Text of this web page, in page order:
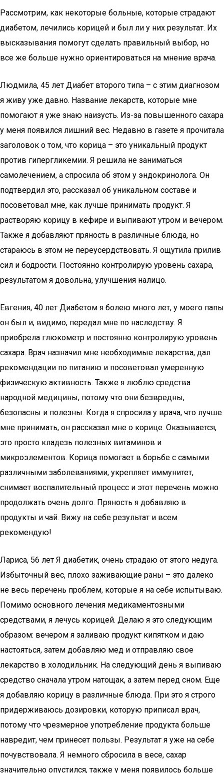
Рассмотрим, как некоторые больные, которые страдают
диабетом, лечились корицей и был ли у них результат. Их
высказывания помогут сделать правильный выбор, но
все же больше нужно ориентироваться на мнение врача.
Людмила, 45 лет Диабет второго типа – с этим диагнозом
я живу уже давно. Название лекарств, которые мне
помогают я уже знаю наизусть. Из-за повышенного сахара
у меня появился лишний вес. Недавно в газете я прочитала
заголовок о том, что корица – это уникальный продукт
против гипергликемии. Я решила не заниматься
самолечением, а спросила об этом у эндокринолога. Он
подтвердил это, рассказал об уникальном составе и
посоветовал мне, как лучше принимать продукт. Я
растворяю корицу в кефире и выпивают утром и вечером.
Также я добавляют пряность в различные блюда, но
стараюсь в этом не переусердствовать. Я ощутила прилив
сил и бодрости. Постоянно контролирую уровень сахара,
результатом я довольна, улучшения налицо.
Евгения, 40 лет Диабетом я болею много лет, у моего папы
он был и, видимо, передал мне по наследству. Я
приобрела глюкометр и постоянно контролирую уровень
сахара. Врач назначил мне необходимые лекарства, дал
рекомендации по питанию и посоветовал умеренную
физическую активность. Также я люблю средства
народной медицины, потому что они безвредны,
безопасны и полезны. Когда я спросила у врача, что лучше
мне принимать, он рассказал мне о корице. Оказывается,
это просто кладезь полезных витаминов и
микроэлементов. Корица помогает в борьбе с самыми
различными заболеваниями, укрепляет иммунитет,
снимает воспалительный процесс и этот перечень можно
продолжать очень долго. Пряность я добавляю в
продукты и чай. Вижу на себе результат и всем
рекомендую!
Лариса, 56 лет Я диабетик, очень страдаю от этого недуга.
Избыточный вес, плохо заживающие раны – это далеко
не весь перечень проблем, которые я на себе испытываю.
Помимо основного лечения медикаментозными
средствами, я лечусь корицей. Делаю я это следующим
образом: вечером я заливаю продукт кипятком и даю
настояться, затем добавляю мед и отправляю свое
лекарство в холодильник. На следующий день я выпиваю
средство сначала утром натощак, а затем перед сном. Еще
я добавляю корицу в различные блюда. При это я строго
придерживаюсь дозировки, которую приписал врач,
потому что чрезмерное употребление продукта больше
навредит, чем принесет пользы. Результат я уже на себе
почувствовала. Я немного сбросила в весе, сахар
значительно опустился, также у меня появилось больше